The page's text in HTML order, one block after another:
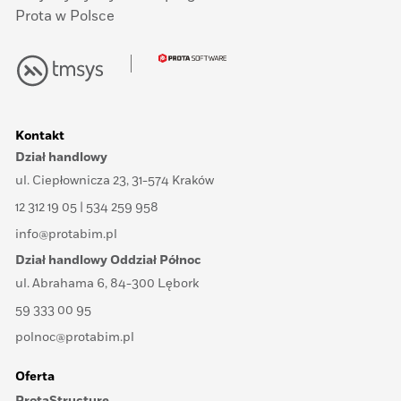
Prota w Polsce
Kontakt
Dział handlowy
ul. Ciepłownicza 23, 31-574 Kraków
12 312 19 05 | 534 259 958
info@protabim.pl
Dział handlowy Oddział Północ
ul. Abrahama 6, 84-300 Lębork
59 333 00 95
polnoc@protabim.pl
Oferta